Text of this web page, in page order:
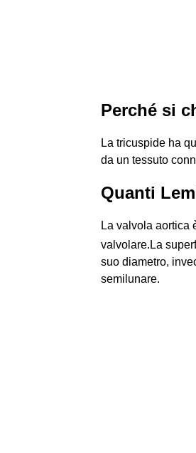
Perché si
La tricuspide ha
da un tessuto
Quanti
La valvola aortica
valvolare.La
suo diametro,
semilunare.